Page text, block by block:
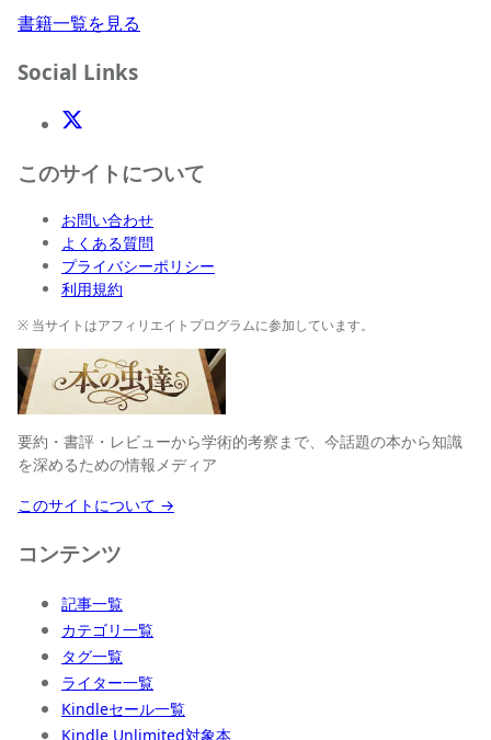
書籍一覧を見る
Social Links
X(Twitter)
このサイトについて
お問い合わせ
よくある質問
プライバシーポリシー
利用規約
※ 当サイトはアフィリエイトプログラムに参加しています。
要約・書評・レビューから学術的考察まで、今話題の本から知識
を深めるための情報メディア
このサイトについて →
コンテンツ
記事一覧
カテゴリ一覧
タグ一覧
ライター一覧
Kindleセール一覧
Kindle Unlimited対象本